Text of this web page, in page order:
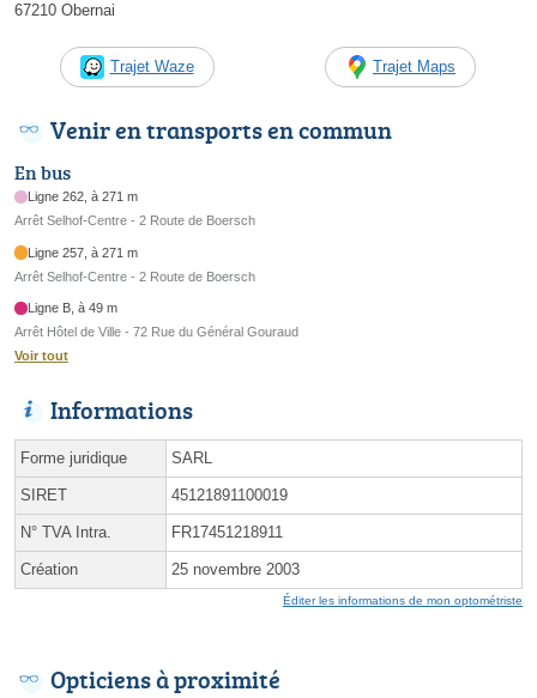
67210 Obernai
Trajet Waze Trajet Maps
Venir en transports en commun
En bus
Ligne 262, à 271 m
Arrêt Selhof-Centre - 2 Route de Boersch
Ligne 257, à 271 m
Arrêt Selhof-Centre - 2 Route de Boersch
Ligne B, à 49 m
Arrêt Hôtel de Ville - 72 Rue du Général Gouraud
Voir tout
Informations
Forme juridique SARL
SIRET 45121891100019
N° TVA Intra. FR17451218911
Création 25 novembre 2003
Éditer les informations de mon optométriste
Opticiens à proximité